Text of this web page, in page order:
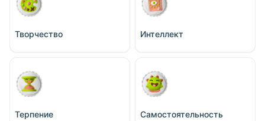
Творчество Интеллект
Терпение Самостоятельность